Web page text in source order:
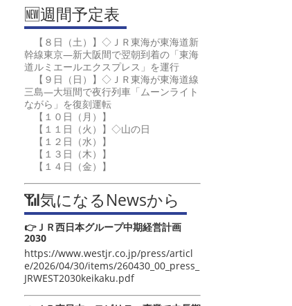
🆕週間予定表
【８日（土）】◇ＪＲ東海が東海道新
幹線東京―新大阪間で翌朝到着の「東海
道ルミエールエクスプレス」を運行
【９日（日）】◇ＪＲ東海が東海道線
三島―大垣間で夜行列車「ムーンライト
ながら」を復刻運転
【１０日（月）】
【１１日（火）】◇山の日
【１２日（水）】
【１３日（木）】
【１４日（金）】
📶気になるNewsから
👉ＪＲ西日本グループ中期経営計画
2030
https://www.westjr.co.jp/press/articl
e/2026/04/30/items/260430_00_press_
JRWEST2030keikaku.pdf